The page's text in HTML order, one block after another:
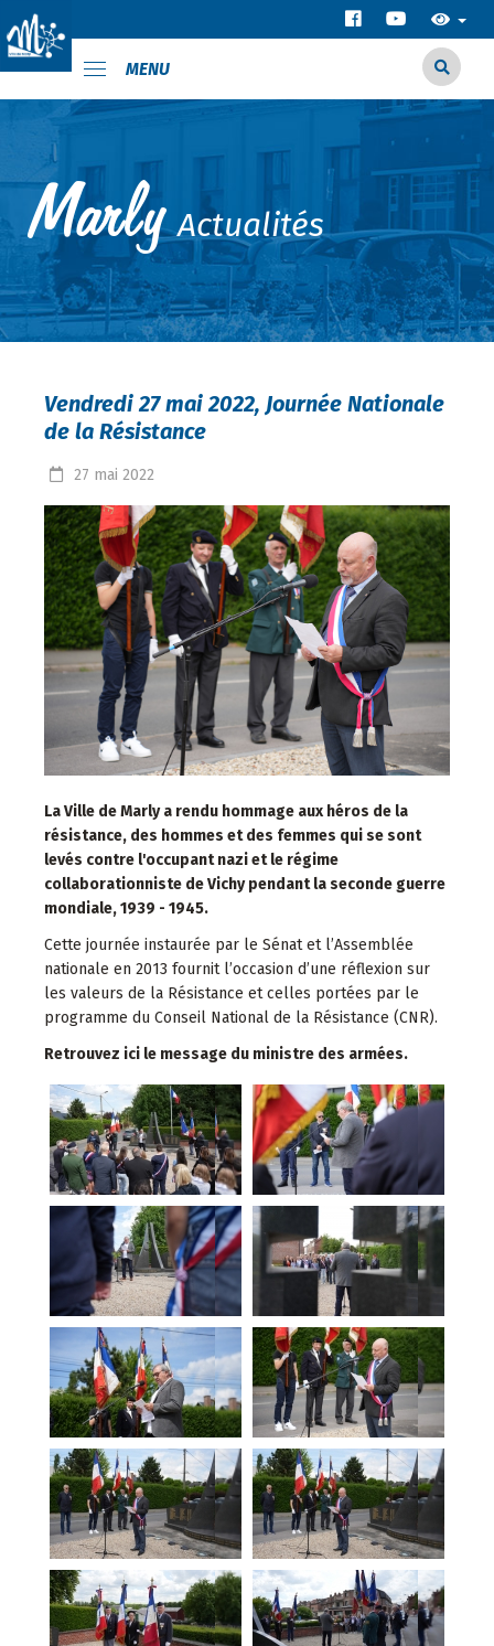
MENU
Actualités
Vendredi 27 mai 2022, Journée Nationale
de la Résistance
27 mai 2022
La Ville de Marly a rendu hommage aux héros de la
résistance, des hommes et des femmes qui se sont
levés contre l'occupant nazi et le régime
collaborationniste de Vichy pendant la seconde guerre
mondiale, 1939 - 1945.
Cette journée instaurée par le Sénat et l’Assemblée
nationale en 2013 fournit l’occasion d’une réflexion sur
les valeurs de la Résistance et celles portées par le
programme du Conseil National de la Résistance (CNR).
Retrouvez ici le message du ministre des armées.